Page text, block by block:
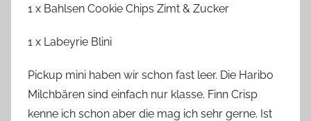
1 x Bahlsen Cookie Chips Zimt & Zucker
1 x Labeyrie Blini
Pickup mini haben wir schon fast leer. Die Haribo
Milchbären sind einfach nur klasse. Finn Crisp
kenne ich schon aber die mag ich sehr gerne. Ist